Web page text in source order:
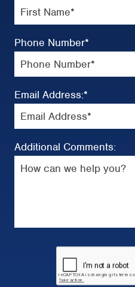
Phone Number*
Email Address:*
Additional Comments: